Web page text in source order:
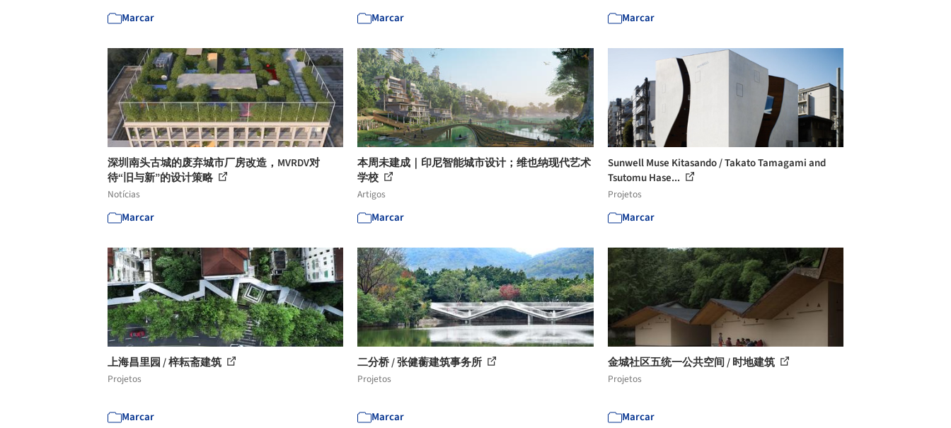
Marcar Marcar Marcar
深圳南头古城的废弃城市厂房改造，MVRDV对
待“旧与新”的设计策略
Notícias
Marcar
本周未建成｜印尼智能城市设计；维也纳现代艺术
学校
Artigos
Marcar
Sunwell Muse Kitasando / Takato Tamagami and
Tsutomu Hase...
Projetos
Marcar
上海昌里园 / 梓耘斋建筑
Projetos
Marcar
二分桥 / 张健蘅建筑事务所
Projetos
Marcar
金城社区五统一公共空间 / 时地建筑
Projetos
Marcar